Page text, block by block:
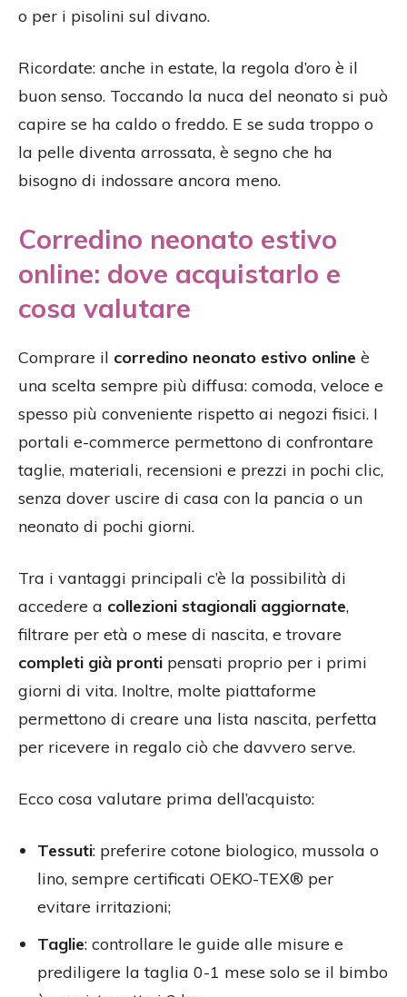
o per i pisolini sul divano.
Ricordate: anche in estate, la regola d’oro è il
buon senso. Toccando la nuca del neonato si può
capire se ha caldo o freddo. E se suda troppo o
la pelle diventa arrossata, è segno che ha
bisogno di indossare ancora meno.
Corredino neonato estivo
online: dove acquistarlo e
cosa valutare
Comprare il corredino neonato estivo online è
una scelta sempre più diffusa: comoda, veloce e
spesso più conveniente rispetto ai negozi fisici. I
portali e-commerce permettono di confrontare
taglie, materiali, recensioni e prezzi in pochi clic,
senza dover uscire di casa con la pancia o un
neonato di pochi giorni.
Tra i vantaggi principali c’è la possibilità di
accedere a collezioni stagionali aggiornate,
filtrare per età o mese di nascita, e trovare
completi già pronti pensati proprio per i primi
giorni di vita. Inoltre, molte piattaforme
permettono di creare una lista nascita, perfetta
per ricevere in regalo ciò che davvero serve.
Ecco cosa valutare prima dell’acquisto:
Tessuti: preferire cotone biologico, mussola o
lino, sempre certificati OEKO-TEX® per
evitare irritazioni;
Taglie: controllare le guide alle misure e
prediligere la taglia 0-1 mese solo se il bimbo